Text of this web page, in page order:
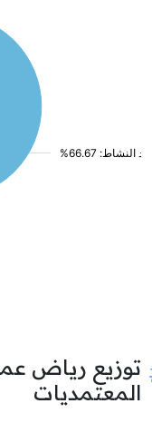
توزيع رياض
المعتمديات